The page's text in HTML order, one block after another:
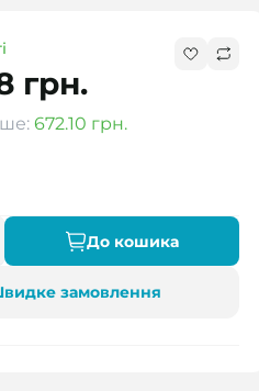
грн.
672.10 грн.
До кошика
замовлення